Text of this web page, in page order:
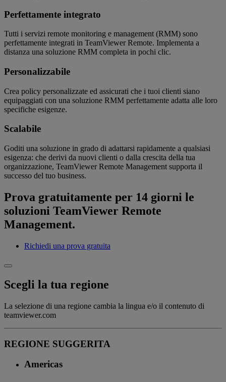
Perfettamente integrato
Tutti i servizi remote monitoring e management (RMM) sono
perfettamente integrati in TeamViewer Remote. Implementa a
distanza una soluzione RMM completa in pochi clic.
Personalizzabile
Crea policy personalizzate ed assicurati che i tuoi clienti siano
equipaggiati con una soluzione RMM perfettamente adatta alle loro
specifiche esigenze.
Scalabile
Goditi una soluzione in grado di adattarsi rapidamente a qualsiasi
esigenza: che derivi da nuovi clienti o dalla crescita della tua
organizzazione, TeamViewer Remote Management supporta il
successo del tuo business.
Prova gratuitamente per 14 giorni le
soluzioni TeamViewer Remote
Management.
Richiedi una prova gratuita
Scegli la tua regione
La selezione di una regione cambia la lingua e/o il contenuto di
teamviewer.com
REGIONE SUGGERITA
Americas